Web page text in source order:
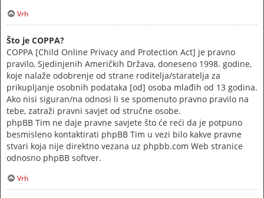
Vrh
Što je COPPA?
COPPA [Child Online Privacy and Protection Act] je pravno
pravilo, Sjedinjenih Američkih Država, doneseno 1998. godine,
koje nalaže odobrenje od strane roditelja/staratelja za
prikupljanje osobnih podataka [od] osoba mlađih od 13 godina.
Ako nisi siguran/na odnosi li se spomenuto pravno pravilo na
tebe, zatraži pravni savjet od stručne osobe.
phpBB Tim ne daje pravne savjete što će reći da je potpuno
besmisleno kontaktirati phpBB Tim u vezi bilo kakve pravne
stvari koja nije direktno vezana uz phpbb.com Web stranice
odnosno phpBB softver.
Vrh